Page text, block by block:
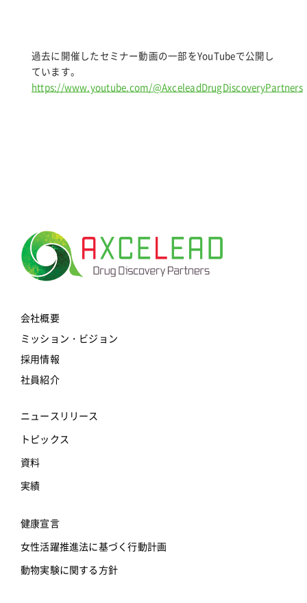
過去に開催したセミナー動画の一部をYouTubeで公開し
ています。
https://www.youtube.com/@AxceleadDrugDiscoveryPartners
会社概要
ミッション・ビジョン
採用情報
社員紹介
ニュースリリース
トピックス
資料
実績
健康宣言
女性活躍推進法に基づく行動計画
動物実験に関する方針